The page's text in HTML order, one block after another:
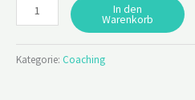
In den
Warenkorb
Kategorie: Coaching